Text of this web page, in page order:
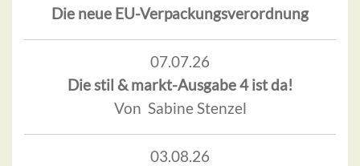
Die neue EU-Verpackungsverordnung
07.07.26
Die stil & markt-Ausgabe 4 ist da!
Von Sabine Stenzel
03.08.26